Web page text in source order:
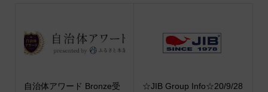
自治体アワード Bronze受
☆JIB Group Info☆20/9/28